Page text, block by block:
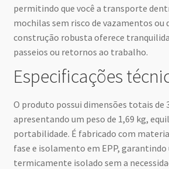
permitindo que você a transporte
mochilas sem risco de vazamentos ou
construção robusta oferece
passeios ou retornos ao trabalho.
Especificações
O produto possui dimensões totais de
apresentando um peso de 1,69 kg,
portabilidade. É fabricado com
fase e isolamento em EPP,
termicamente isolado sem a